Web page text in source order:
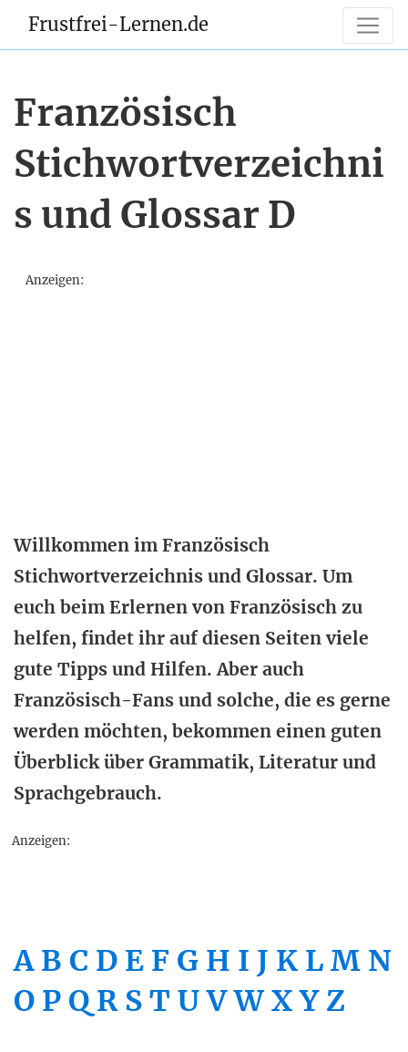
Frustfrei-Lernen.de
Französisch
Stichwortverzeichni
s und Glossar D
Anzeigen:
Willkommen im Französisch
Stichwortverzeichnis und Glossar. Um
euch beim Erlernen von Französisch zu
helfen, findet ihr auf diesen Seiten viele
gute Tipps und Hilfen. Aber auch
Französisch-Fans und solche, die es gerne
werden möchten, bekommen einen guten
Überblick über Grammatik, Literatur und
Sprachgebrauch.
Anzeigen:
A B C D E F G H I J K L M N
O P Q R S T U V W X Y Z